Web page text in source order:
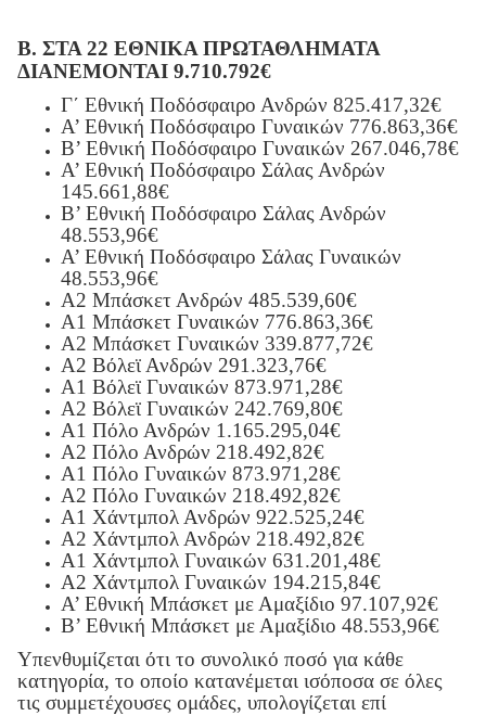
Β. ΣΤΑ 22 ΕΘΝΙΚΑ ΠΡΩΤΑΘΛΗΜΑΤΑ
ΔΙΑΝΕΜΟΝΤΑΙ 9.710.792€
Γ΄ Εθνική Ποδόσφαιρο Ανδρών 825.417,32€
Α’ Εθνική Ποδόσφαιρο Γυναικών 776.863,36€
Β’ Εθνική Ποδόσφαιρο Γυναικών 267.046,78€
Α’ Εθνική Ποδόσφαιρο Σάλας Ανδρών
145.661,88€
Β’ Εθνική Ποδόσφαιρο Σάλας Ανδρών
48.553,96€
Α’ Εθνική Ποδόσφαιρο Σάλας Γυναικών
48.553,96€
Α2 Μπάσκετ Ανδρών 485.539,60€
Α1 Μπάσκετ Γυναικών 776.863,36€
Α2 Μπάσκετ Γυναικών 339.877,72€
Α2 Βόλεϊ Ανδρών 291.323,76€
Α1 Βόλεϊ Γυναικών 873.971,28€
Α2 Βόλεϊ Γυναικών 242.769,80€
Α1 Πόλο Ανδρών 1.165.295,04€
Α2 Πόλο Ανδρών 218.492,82€
Α1 Πόλο Γυναικών 873.971,28€
Α2 Πόλο Γυναικών 218.492,82€
Α1 Χάντμπολ Ανδρών 922.525,24€
Α2 Χάντμπολ Ανδρών 218.492,82€
Α1 Χάντμπολ Γυναικών 631.201,48€
Α2 Χάντμπολ Γυναικών 194.215,84€
Α’ Εθνική Μπάσκετ με Αμαξίδιο 97.107,92€
Β’ Εθνική Μπάσκετ με Αμαξίδιο 48.553,96€
Υπενθυμίζεται ότι το συνολικό ποσό για κάθε
κατηγορία, το οποίο κατανέμεται ισόποσα σε όλες
τις συμμετέχουσες ομάδες, υπολογίζεται επί